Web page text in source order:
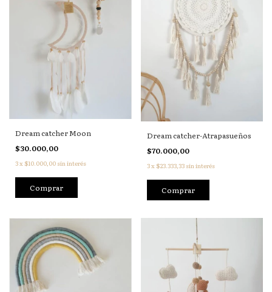
Dream catcher Moon
$30.000,00
3x$10.000,00 sin interés
Dream catcher-Atrapasueños
$70.000,00
3x $23.333,33 sin interés